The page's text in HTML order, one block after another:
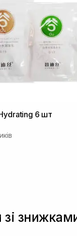
6 шт
зі